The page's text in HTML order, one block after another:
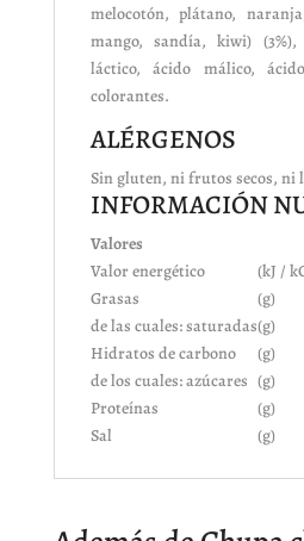
melocotón, plátano,
mango, sandía, kiwi)
láctico, ácido málico,
colorantes.
ALÉRGENOS
Sin gluten, ni frutos secos, ni
INFORMACIÓN
Valores
Valor energético
(kJ /
Grasas
(g)
de las cuales: saturadas(g)
Hidratos de carbono
(g)
de los cuales: azúcares (g)
Proteínas
(g)
Sal
(g)